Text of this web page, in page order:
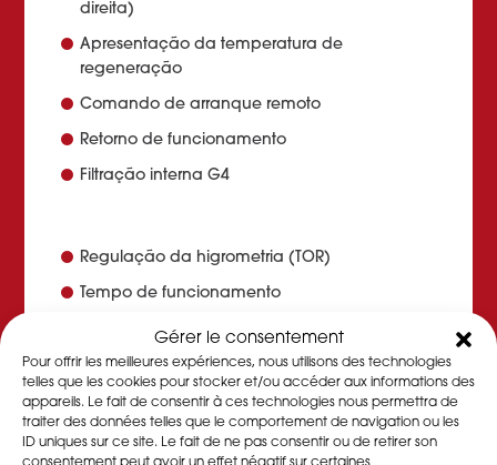
Gérer le consentement
Pour offrir les meilleures expériences, nous utilisons des technologies
telles que les cookies pour stocker et/ou accéder aux informations des
appareils. Le fait de consentir à ces technologies nous permettra de
traiter des données telles que le comportement de navigation ou les
ID uniques sur ce site. Le fait de ne pas consentir ou de retirer son
consentement peut avoir un effet négatif sur certaines
direita)
Apresentação da temperatura de
regeneração
Comando de arranque remoto
Retorno de funcionamento
Filtração interna G4
Regulação da higrometria (TOR)
Tempo de funcionamento
Entupimento dos filtros
Armação com rodízios e olhais de elevação
Caixa de filtros externa (G4 a M6)